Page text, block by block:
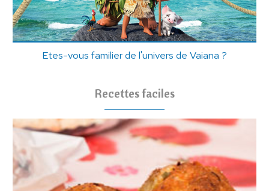
Etes-vous familier de l'univers de Vaiana ?
Recettes faciles